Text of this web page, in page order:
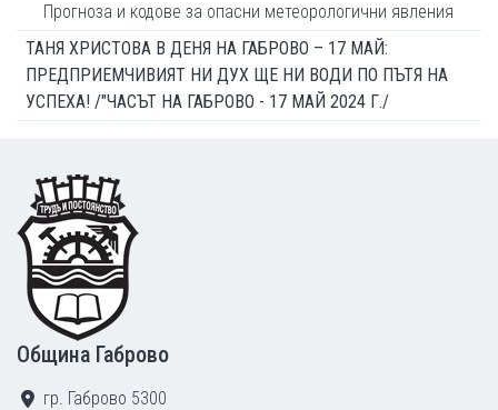
Прогноза и кодове за опасни метеорологични явления
ТАНЯ ХРИСТОВА В ДЕНЯ НА ГАБРОВО – 17 МАЙ:
ПРЕДПРИЕМЧИВИЯТ НИ ДУХ ЩЕ НИ ВОДИ ПО ПЪТЯ НА
УСПЕХА! /"ЧАСЪТ НА ГАБРОВО - 17 МАЙ 2024 Г./
Footer
Община Габрово
гр. Габрово 5300